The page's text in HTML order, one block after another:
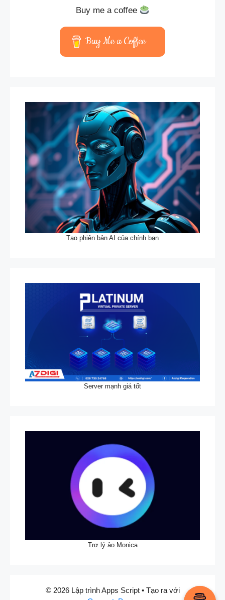
Buy me a coffee
Buy Me a Coffee
Tạo phiên bản AI của chính bạn
Server mạnh giá tốt
Trợ lý ảo Monica
© 2026 Lập trình Apps Script• Tạo ra với